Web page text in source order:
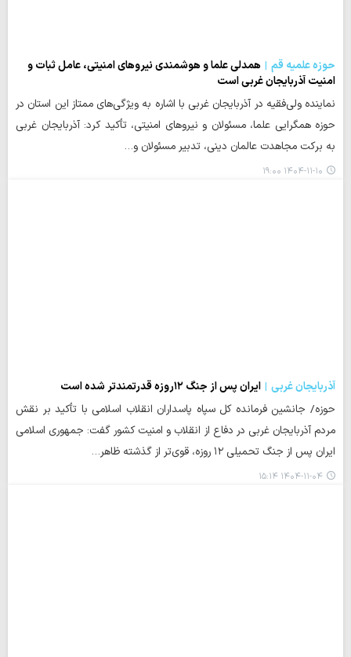
حوزه علمیه قم
همدلی علما و هوشمندی نیروهای امنیتی، عامل ثبات و
امنیت آذربایجان غربی است
نماینده ولی‌فقیه در آذربایجان غربی با اشاره به ویژگی‌های ممتاز این استان در
حوزه همگرایی علما، مسئولان و نیروهای امنیتی، تأکید کرد: آذربایجان غربی
به برکت مجاهدت عالمان دینی، تدبیر مسئولان و…
۱۴۰۴-۱۱-۱۰ ۱۹:۰۰
آذربایجان غربی
ایران پس از جنگ ۱۲روزه قدرتمندتر شده است
حوزه/ جانشین فرمانده کل سپاه پاسداران انقلاب اسلامی با تأکید بر نقش
مردم آذربایجان غربی در دفاع از انقلاب و امنیت کشور گفت: جمهوری اسلامی
ایران پس از جنگ تحمیلی ۱۲ روزه، قوی‌تر از گذشته ظاهر…
۱۴۰۴-۱۱-۰۴ ۱۵:۱۴